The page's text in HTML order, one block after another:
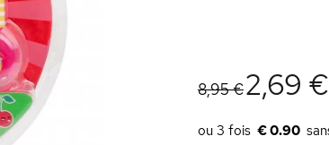
8,95 €2,69 €
€ 0.90